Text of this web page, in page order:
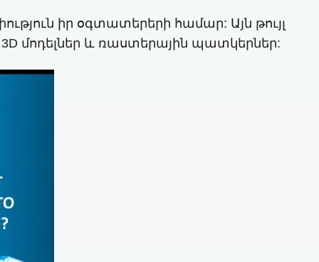
իր օգտատերերի համար: Այն թույլ
մոդելներ և ռաստերային պատկերներ: